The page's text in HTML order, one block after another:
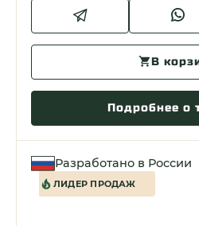
В
Подробнее о
Разработано в России
ЛИДЕР ПРОДАЖ